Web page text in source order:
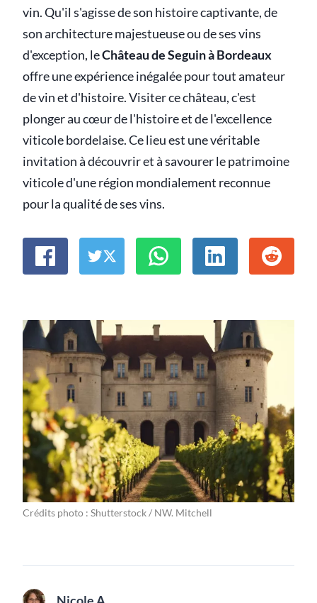
vin. Qu'il s'agisse de son histoire captivante, de
son architecture majestueuse ou de ses vins
d'exception, leChâteau de Seguin à Bordeaux
offre une expérience inégalée pour tout amateur
de vin et d'histoire. Visiter ce château, c'est
plonger au cœur de l'histoire et de l'excellence
viticole bordelaise. Ce lieu est une véritable
invitation à découvrir et à savourer le patrimoine
viticole d'une région mondialement reconnue
pour la qualité de ses vins.
Crédits photo : Shutterstock / NW. Mitchell